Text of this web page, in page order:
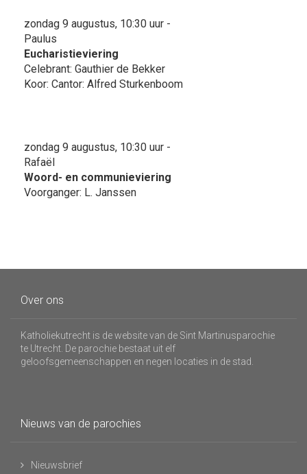
zondag 9 augustus, 10:30 uur -
Paulus
Eucharistieviering
Celebrant: Gauthier de Bekker
Koor: Cantor: Alfred Sturkenboom
zondag 9 augustus, 10:30 uur -
Rafaël
Woord- en communieviering
Voorganger: L. Janssen
Over ons
Katholiekutrecht is de website van de Sint Martinusparochie
te Utrecht. De parochie bestaat uit elf
geloofsgemeenschappen en negen locaties in de stad.
Nieuws van de parochies
Nieuwsbrief